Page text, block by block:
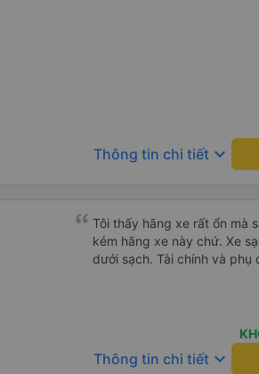
Thông tin chi tiết keyboard_arrow_down
Tôi thấy hãng xe rất ổn mà
kém hãng xe này chứ. Xe sạch, thơm. Tôi thử dựng ghế, bên
dưới sạch. Tài chính và phụ
Thông tin chi tiết keyboard_arrow_down